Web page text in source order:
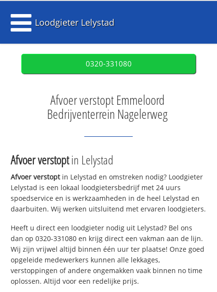
Loodgieter Lelystad
0320-331080
Afvoer verstopt Emmeloord
Bedrijventerrein Nagelerweg
Afvoer verstoptin Lelystad
Afvoer verstoptin Lelystad en omstreken nodig? Loodgieter
Lelystad is een lokaal loodgietersbedrijf met 24 uurs
spoedservice en is werkzaamheden in de heel Lelystad en
daarbuiten. Wij werken uitsluitend met ervaren loodgieters.
Heeft u direct een loodgieter nodig uit Lelystad? Bel ons
dan op 0320-331080 en krijg direct een vakman aan de lijn.
Wij zijn vrijwel altijd binnen één uur ter plaatse! Onze goed
opgeleide medewerkers kunnen alle lekkages,
verstoppingen of andere ongemakken vaak binnen no time
oplossen. Altijd voor een redelijke prijs.